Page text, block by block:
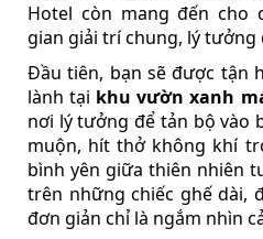
Hotel còn mang đến cho
gian giải trí chung, lý tưởng
Đầu tiên, bạn sẽ được tận
lành tại khu vườn xanh
nơi lý tưởng để tản bộ vào
muộn, hít thở không khí
bình yên giữa thiên nhiên
trên những chiếc ghế dài,
đơn giản chỉ là ngắm nhìn